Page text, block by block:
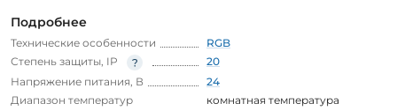
Подробнее
Технические особенности
RGB
Степень защиты, IP
20
Напряжение питания, В
24
Диапазон температур
комнатная температура